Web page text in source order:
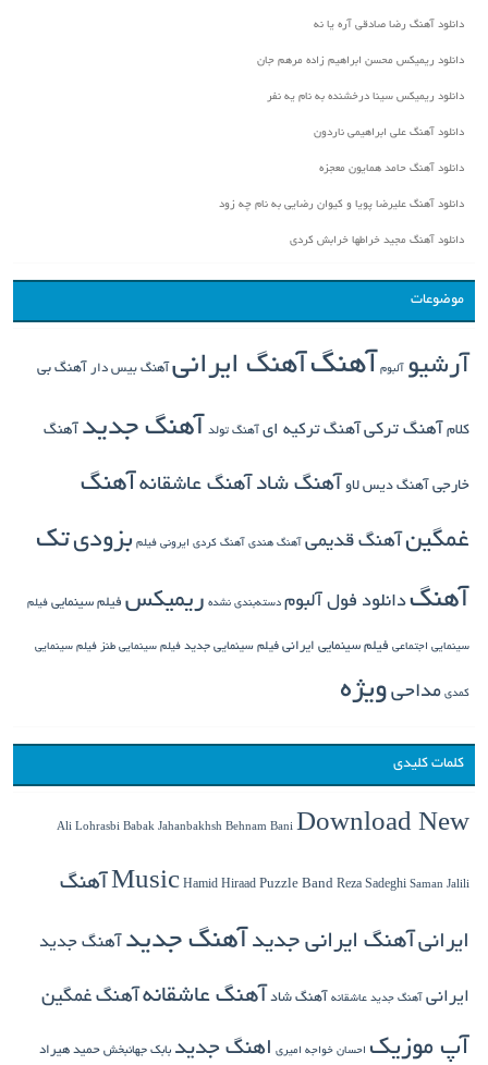
دانلود آهنگ رضا صادقی آره یا نه
دانلود ریمیکس محسن ابراهیم زاده مرهم جان
دانلود ریمیکس سینا درخشنده به نام یه نفر
دانلود آهنگ علی ابراهیمی ناردون
دانلود آهنگ حامد همایون معجزه
دانلود آهنگ علیرضا پویا و کیوان رضایی به نام چه زود
دانلود آهنگ مجید خراطها خرابش کردی
موضوعات
آرشیو آلبوم آهنگ آهنگ ایرانی آهنگ بیس دار آهنگ بی
کلام آهنگ ترکی آهنگ ترکیه ای آهنگ تولد آهنگ جدید آهنگ
خارجی آهنگ دیس لاو آهنگ شاد آهنگ عاشقانه آهنگ
غمگین آهنگ قدیمی آهنگ هندی آهنگ کردی ایرونی فیلم بزودیتک
آهنگدانلود فول آلبوم دسته‌بندی نشده ریمیکس فیلم سینمایی فیلم
سینمایی اجتماعی فیلم سینمایی ایرانی فیلم سینمایی جدید فیلم سینمایی طنز فیلم سینمایی
کمدی مداحی ویژه
کلمات کلیدی
Ali Lohrasbi Babak Jahanbakhsh Behnam Bani Download New
Music Hamid Hiraad Puzzle Band Reza Sadeghi Saman Jalili آهنگ
ایرانی آهنگ ایرانی جدید آهنگ جدید آهنگ جدید
ایرانی آهنگ جدید عاشقانه آهنگ شاد آهنگ عاشقانه آهنگ غمگین
آپ موزیک احسان خواجه امیری اهنگ جدید بابک جهانبخش حمید هیراد